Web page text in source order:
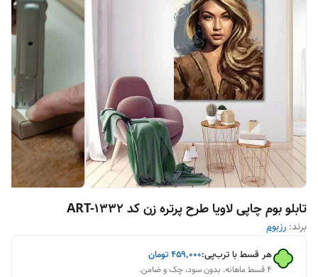
تابلو بوم چاپی لاویا طرح پرتره زن کد ART-1332
برند: رزبوم
هر قسط با ترب‌پی:۴۵۹٬۰۰۰تومان
۴ قسط ماهانه. بدون سود، چک و ضامن.